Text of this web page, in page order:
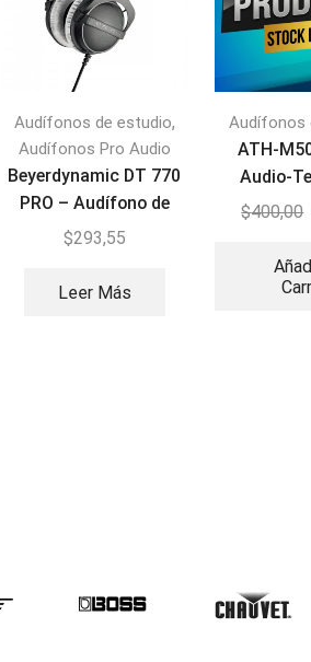
Audífonos de estudio,
Audífonos Pro Audio
Beyerdynamic DT 770
PRO – Audífono de
monitorización
$293,55
Leer Más
Audífonos
ATH-
Audio-
Audífonos
$400,00